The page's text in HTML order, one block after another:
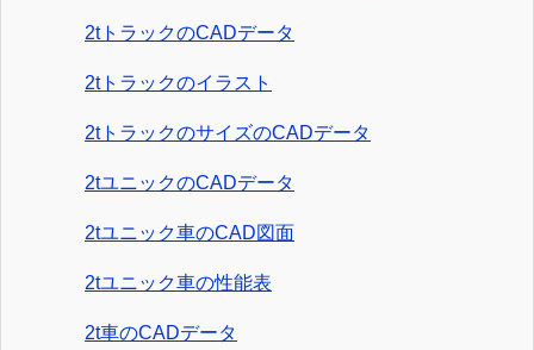
2tトラックのCADデータ
2tトラックのイラスト
2tトラックのサイズのCADデータ
2tユニックのCADデータ
2tユニック車のCAD図面
2tユニック車の性能表
2t車のCADデータ